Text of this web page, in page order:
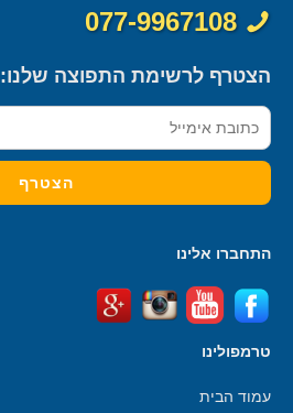
077-9967108
הצטרף לרשימת התפוצה שלנו:
התחברו אלינו
טרמפולינו
עמוד הבית